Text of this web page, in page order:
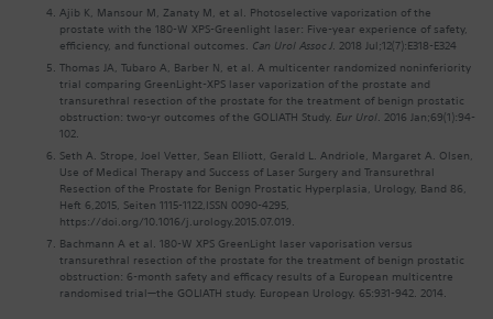
Ajib K, Mansour M, Zanaty M, et al. Photoselective vaporization of the
prostate with the 180-W XPS-Greenlight laser: Five-year experience of safety,
efficiency, and functional outcomes. Can Urol Assoc J. 2018 Jul;12(7):E318-E324
Thomas JA, Tubaro A, Barber N, et al. A multicenter randomized noninferiority
trial comparing GreenLight-XPS laser vaporization of the prostate and
transurethral resection of the prostate for the treatment of benign prostatic
obstruction: two-yr outcomes of the GOLIATH Study. Eur Urol. 2016 Jan;69(1):94-
102.
Seth A. Strope, Joel Vetter, Sean Elliott, Gerald L. Andriole, Margaret A. Olsen,
Use of Medical Therapy and Success of Laser Surgery and Transurethral
Resection of the Prostate for Benign Prostatic Hyperplasia, Urology, Band 86,
Heft 6,2015, Seiten 1115-1122,ISSN 0090-4295,
https://doi.org/10.1016/j.urology.2015.07.019.
Bachmann A et al. 180-W XPS GreenLight laser vaporisation versus
transurethral resection of the prostate for the treatment of benign prostatic
obstruction: 6-month safety and efficacy results of a European multicentre
randomised trial—the GOLIATH study. European Urology. 65:931-942. 2014.